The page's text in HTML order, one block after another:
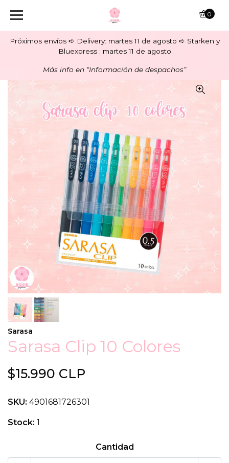
Próximos envíos ➪ Delivery: martes 11 de agosto ➪ Starken y
Bluexpress : martes 11 de agosto
Más info en “Información de despachos”
0
Sarasa
Sarasa Clip 10 Colores
$15.990 CLP
SKU: 4901681726301
Stock: 1
Cantidad